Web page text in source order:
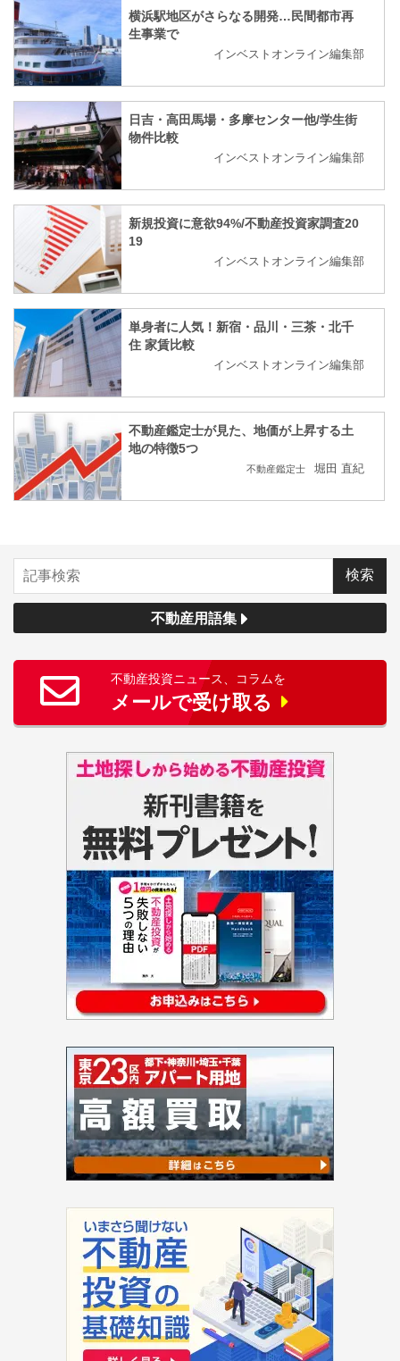
横浜駅地区がさらなる開発…民間都市再
生事業で
インベストオンライン編集部
日吉・高田馬場・多摩センター他/学生街
物件比較
インベストオンライン編集部
新規投資に意欲94%/不動産投資家調査20
19
インベストオンライン編集部
単身者に人気！新宿・品川・三茶・北千
住 家賃比較
インベストオンライン編集部
不動産鑑定士が見た、地価が上昇する土
地の特徴5つ
不動産鑑定士 堀田 直紀
不動産用語集
不動産投資ニュース、コラムを
メールで受け取る